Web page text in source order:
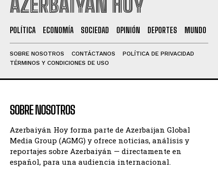
POLÍTICA ECONOMÍA SOCIEDAD OPINIÓN DEPORTES MUNDO
SOBRE NOSOTROS CONTÁCTANOS
POLÍTICA DE PRIVACIDAD
TÉRMINOS Y CONDICIONES DE USO
SOBRE NOSOTROS
Azerbaiyán Hoy forma parte de Azerbaijan Global
Media Group (AGMG) y ofrece noticias, análisis y
reportajes sobre Azerbaiyán — directamente en
español, para una audiencia internacional.